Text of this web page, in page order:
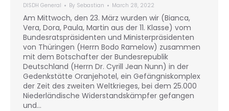
DISDH General By Sebastian March 28, 2022
Am Mittwoch, den 23. März wurden wir (Bianca,
Vera, Dora, Paula, Martin aus der 11. Klasse) vom
Bundesratspräsidenten und Ministerpräsidenten
von Thüringen (Herrn Bodo Ramelow) zusammen
mit dem Botschafter der Bundesrepublik
Deutschland (Herrn Dr. Cyrill Jean Nunn) in der
Gedenkstätte Oranjehotel, ein Gefängniskomplex
der Zeit des zweiten Weltkrieges, bei dem 25.000
Niederländische Widerstandskämpfer gefangen
und…